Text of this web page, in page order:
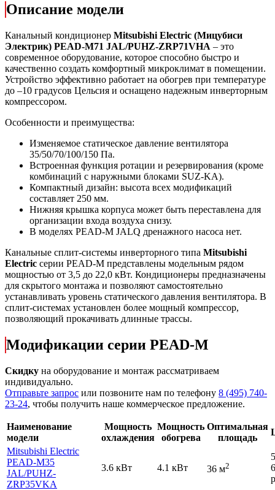
Описание модели
Канальный кондиционер Mitsubishi Electric (Мицубиси
Электрик) PEAD-M71 JAL/PUHZ-ZRP71VHA – это
современное оборудование, которое способно быстро и
качественно создать комфортный микроклимат в помещении.
Устройство эффективно работает на обогрев при температуре
до –10 градусов Цельсия и оснащено надежным инверторным
компрессором.
Особенности и преимущества:
Изменяемое статическое давление вентилятора
35/50/70/100/150 Па.
Встроенная функция ротации и резервирования (кроме
комбинаций с наружными блоками SUZ-KA).
Компактный дизайн: высота всех модификаций
составляет 250 мм.
Нижняя крышка корпуса может быть переставлена для
организации входа воздуха снизу.
В моделях PEAD-M JALQ дренажного насоса нет.
Канальные сплит-системы инверторного типа Mitsubishi
Electric серии PEAD-M представлены модельным рядом
мощностью от 3,5 до 22,0 кВт. Кондиционеры предназначены
для скрытого монтажа и позволяют самостоятельно
устанавливать уровень статического давления вентилятора. В
сплит-системах установлен более мощный компрессор,
позволяющий прокачивать длинные трассы.
Модификации серии PEAD-M
Скидку на оборудование и монтаж рассматриваем
индивидуально.
Отправьте запрос или позвоните нам по телефону 8 (495) 740-
23-24, чтобы получить наше коммерческое предложение.
Наименование
модели
Мощность
охлаждения
Мощность
обогрева
Оптимальная
площадь
Mitsubishi Electric
PEAD-M35
JAL/PUHZ-
ZRP35VKA
3.6 кВт 4.1 кВт 36 м2